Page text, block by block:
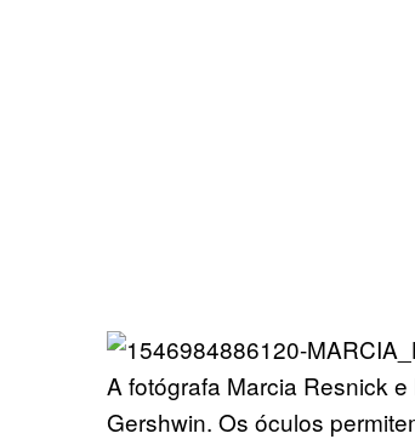
A fotógrafa Marcia Resnick
Gershwin. Os óculos